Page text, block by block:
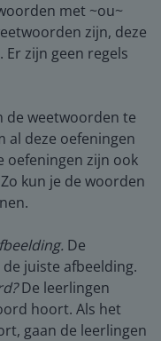
met ~ou~
zijn, deze
zijn geen regels
de weetwoorden te
al deze oefeningen
oefeningen zijn ook
kun je de woorden
De
juiste afbeelding.
De leerlingen
hoort. Als het
gaan de leerlingen